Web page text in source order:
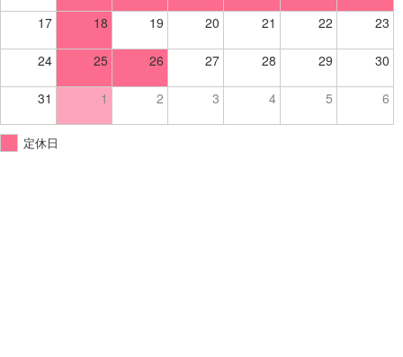
17 18 19 20 21 22 23
24 25 26 27 28 29 30
31 1 2 3 4 5 6
定休日